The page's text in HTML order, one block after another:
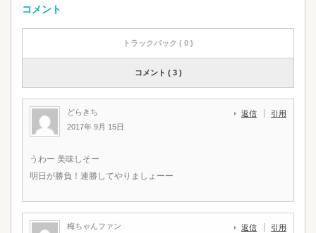
コメント
トラックバック ( 0 )
コメント ( 3 )
どらきち
2017年 9月 15日
返信 引用
うわー 美味しそー
明日が勝負！連勝してやりましょーー
梅ちゃんファン
返信 引用